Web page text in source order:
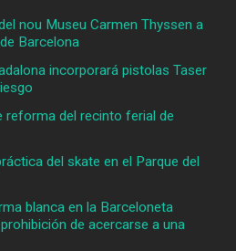
nou Museu Carmen Thyssen a
Barcelona
incorporará pistolas Taser
reforma del recinto ferial de
del skate en el Parque del
blanca en la Barceloneta
de acercarse a una